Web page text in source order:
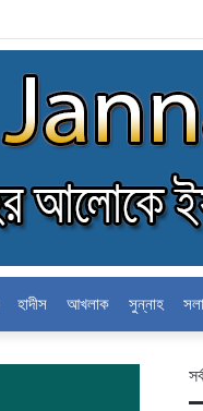
হাদীস আখলাক সুন্নাহ